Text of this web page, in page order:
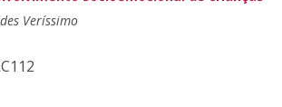
Veríssimo